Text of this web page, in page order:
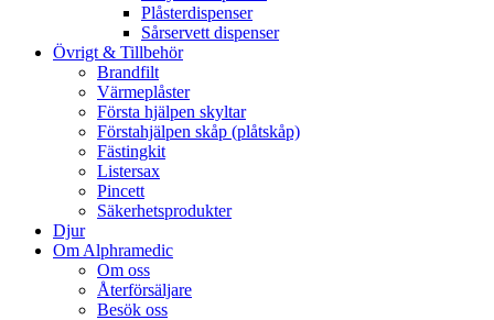
Plåsterdispenser
Sårservett dispenser
Övrigt & Tillbehör
Brandfilt
Värmeplåster
Första hjälpen skyltar
Förstahjälpen skåp (plåtskåp)
Fästingkit
Listersax
Pincett
Säkerhetsprodukter
Djur
Om Alphramedic
Om oss
Återförsäljare
Besök oss